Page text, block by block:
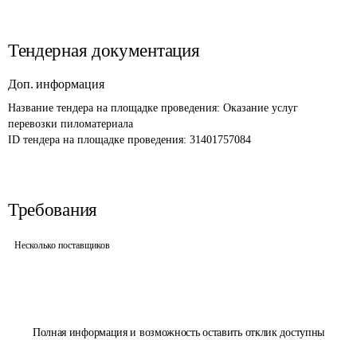
Полная информация и возможность оставить отклик доступны
Тендерная документация
Доп. информация
Название тендера на площадке проведения: Оказание услуг
перевозки пиломатериала
ID тендера на площадке проведения: 31401757084
Требования
Несколько поставщиков